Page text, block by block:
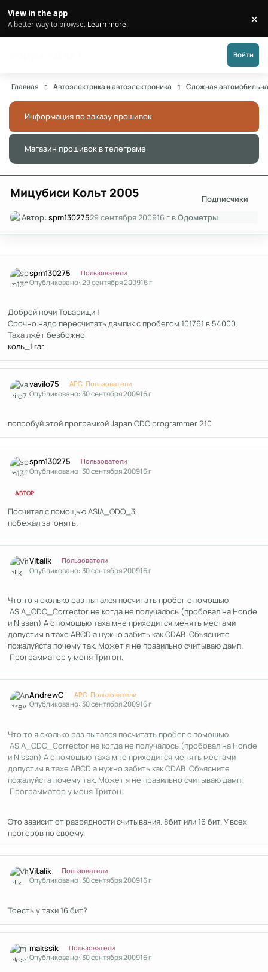
View in the app
A better way to browse. Learn more. ×
Войти
Главная Автоэлектрика и автоэлектроника Сложная
Информация по заказу прошивок
Магазин прошивок в телеграме
Мицубиси Кольт 2005
Подписчики
Автор:spm13027529 сентября 200916 г вОдометры
spm130275 Пользователи
Опубликовано:29 сентября 200916 г
Доброй ночи Товарищи !
Срочно надо пересчитать дампик с пробегом 101761 в 54000.
Таха лжёт безбожно.
коль_1.rar
vavilo75 APC-Пользователи
Опубликовано:30 сентября 200916 г
попробуй этой програмкой Japan ODO programmer 2.10
spm130275 Пользователи
Опубликовано:30 сентября 200916 г
АВТОР
Посчитал с помощью ASIA_ODO_3,
побежал загонять.
Vitalik Пользователи
Опубликовано:30 сентября 200916 г
Что то я сколько раз пытался посчитать пробег с помощью
ASIA_ODO_Corrector не когда не получалось (пробовал на Honde
и Nissan) А с помощью таха мне приходится менять местами
допустим в тахе ABCD а нужно забить как CDAB Объясните
пожалуйста почему так. Может я не правильно считываю дамп.
Программатор у меня Тритон.
AndrewC APC-Пользователи
Опубликовано:30 сентября 200916 г
Что то я сколько раз пытался посчитать пробег с помощью
ASIA_ODO_Corrector не когда не получалось (пробовал на Honde
и Nissan) А с помощью таха мне приходится менять местами
допустим в тахе ABCD а нужно забить как CDAB Объясните
пожалуйста почему так. Может я не правильно считываю дамп.
Программатор у меня Тритон.
Это зависит от разрядности считывания. 8бит или 16 бит. У всех
прогеров по своему.
Vitalik Пользователи
Опубликовано:30 сентября 200916 г
Тоесть у тахи 16 бит?
makssik Пользователи
Опубликовано:30 сентября 200916 г